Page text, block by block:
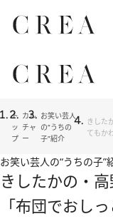
ト
ッ
プ
カル
チャ
ー
お笑い芸人
の“うちの
子”紹介
きした
てもか
お笑い芸人の“うちの子”
きしたかの・
「布団でおし